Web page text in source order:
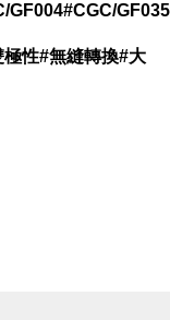
GF004#CGC/
性#無縫轉換#大